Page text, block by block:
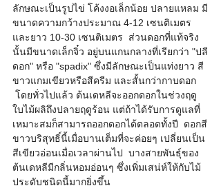
ลักษณะเป็นรูปไข่ โค้งงอเล็กน้อย ปลายแหลม มี
ขนาดความกว้างประมาณ 4-12 เซนติเมตร
และยาว 10-30 เซนติเมตร  ส่วนดอกที่แท้จริง
นั้นมีขนาดเล็กจิ๋ว อยู่บนแกนกลางที่เรียกว่า "ปลี
ดอก" หรือ "spadix" ซึ่งมีลักษณะเป็นแท่งยาว สี
ขาวแกมเขียวหรือสีครีม และสั้นกว่ากาบดอก
โดยทั่วไปแล้ว ต้นเดหลีจะออกดอกในช่วงฤดู
ใบไม้ผลิถึงปลายฤดูร้อน แต่ถ้าได้รับการดูแลที่
เหมาะสมก็สามารถออกดอกได้ตลอดทั้งปี  ดอกสี
ขาวบริสุทธิ์นี้เมื่อบานเต็มที่จะค่อยๆ เปลี่ยนเป็น
สีเขียวอ่อนเมื่อเวลาผ่านไป  บางสายพันธุ์ของ
ต้นเดหลีมีกลิ่นหอมอ่อนๆ ซึ่งเพิ่มเสน่ห์ให้กับไม้
ประดับชนิดนี้มากยิ่งขึ้น